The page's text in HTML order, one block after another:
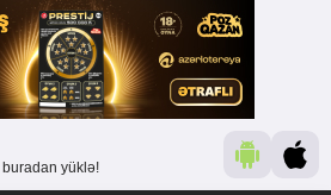
yüklə!